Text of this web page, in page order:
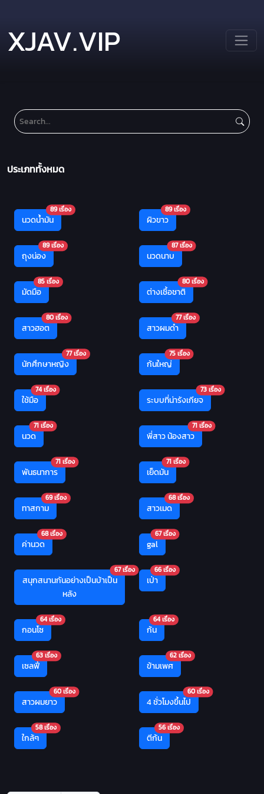
XJAV.VIP
ประเภททั้งหมด
นวดน้ำมัน
89 เรื่อง
ผิวขาว
89 เรื่อง
ถุงน่อง
89 เรื่อง
นวดนาบ
87 เรื่อง
มัดมือ
85 เรื่อง
ต่างเชื้อชาติ
80 เรื่อง
สาวฮอต
80 เรื่อง
สาวผมดำ
77 เรื่อง
นักศึกษาหญิง
77 เรื่อง
ก้นใหญ่
75 เรื่อง
ใช้มือ
74 เรื่อง
ระบบที่น่ารังเกียจ
73 เรื่อง
นวด
71 เรื่อง
พี่สาว น้องสาว
71 เรื่อง
พันธนาการ
71 เรื่อง
เย็ดมัน
71 เรื่อง
ทาสกาม
69 เรื่อง
สาวเมด
68 เรื่อง
ค่านวด
68 เรื่อง
gal
67 เรื่อง
สนุกสนานกันอย่างเป็นบ้าเป็น
หลัง
67 เรื่อง
เป่า
66 เรื่อง
กอนโซ
64 เรื่อง
ก้น
64 เรื่อง
เซลฟี่
63 เรื่อง
ข้ามเพศ
62 เรื่อง
สาวผมยาว
60 เรื่อง
4 ชั่วโมงขึ้นไป
60 เรื่อง
ใกล้ๆ
58 เรื่อง
ตีก้น
56 เรื่อง